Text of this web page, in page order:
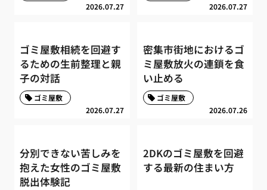
2026.07.27 2026.07.27
ゴミ屋敷相続を回避す
るための生前整理と親
子の対話
2026.07.27
ゴミ屋敷
密集市街地におけるゴ
ミ屋敷放火の連鎖を食
い止める
2026.07.26
ゴミ屋敷
分別できない苦しみを
抱えた女性のゴミ屋敷
脱出体験記
2DKのゴミ屋敷を回避
する最新の住まい方